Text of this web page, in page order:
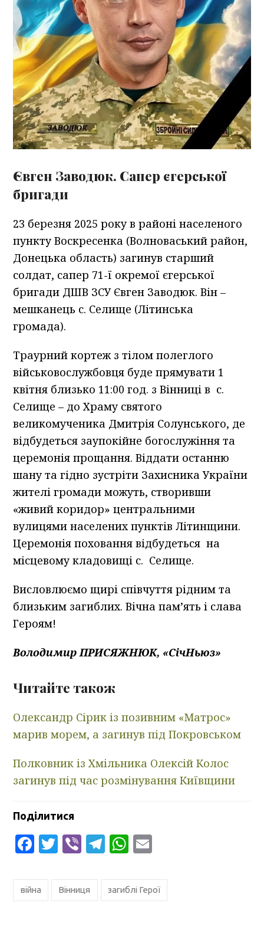
Євген Заводюк. Сапер єгерської
бригади
23 березня 2025 року в районі населеного
пункту Воскресенка (Волноваський район,
Донецька область) загинув старший
солдат, сапер 71-ї окремої єгерської
бригади ДШВ ЗСУ Євген Заводюк. Він –
мешканець с. Селище (Літинська
громада).
Траурний кортеж з тілом полеглого
військовослужбовця буде прямувати 1
квітня близько 11:00 год. з Вінниці в с.
Селище – до Храму святого
великомученика Дмитрія Солунського, де
відбудеться заупокійне богослужіння та
церемонія прощання. Віддати останню
шану та гідно зустріти Захисника України
жителі громади можуть, створивши
«живий коридор» центральними
вулицями населених пунктів Літинщини.
Церемонія поховання відбудеться на
місцевому кладовищі с. Селище.
Висловлюємо щирі співчуття рідним та
близьким загиблих. Вічна пам’ять і слава
Героям!
Володимир ПРИСЯЖНЮК, «СічНьюз»
Читайте також
Олександр Сірик із позивним «Матрос»
марив морем, а загинув під Покровськом
Полковник із Хмільника Олексій Колос
загинув під час розмінування Київщини
Поділитися
Facebook
Twitter
ViberTelegram
WhatsApp
війна Вінниця загиблі Герої